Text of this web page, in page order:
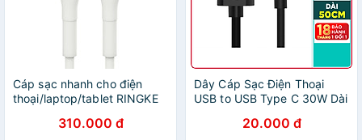
Cáp sạc nhanh cho điện
thoại/laptop/tablet RINGKE
C-to-C nhiều màu - Hàng
310.000 đ
Dây Cáp Sạc Điện Thoại
USB to USB Type C 30W Dài
AC0001/AC0002/AC0003 -
20.000 đ